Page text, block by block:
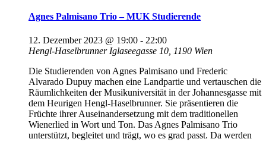
Agnes Palmisano Trio – MUK Studierende
12. Dezember 2023 @ 19:00 - 22:00
Hengl-Haselbrunner Iglaseegasse 10, 1190 Wien
Die Studierenden von Agnes Palmisano und Frederic
Alvarado Dupuy machen eine Landpartie und vertauschen die
Räumlichkeiten der Musikuniversität in der Johannesgasse mit
dem Heurigen Hengl-Haselbrunner. Sie präsentieren die
Früchte ihrer Auseinandersetzung mit dem traditionellen
Wienerlied in Wort und Ton. Das Agnes Palmisano Trio
unterstützt, begleitet und trägt, wo es grad passt. Da werden